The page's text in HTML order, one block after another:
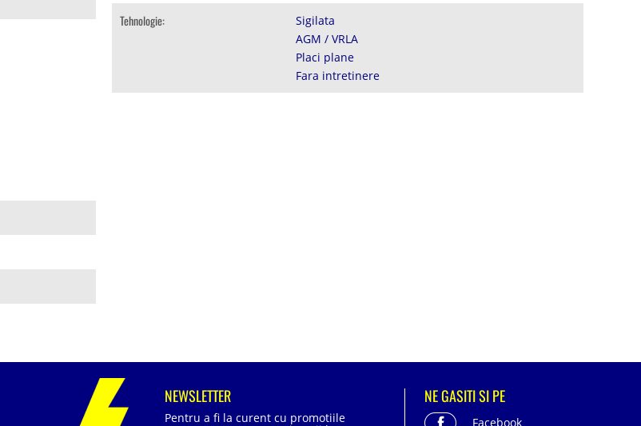
Tehnologie:
Sigilata
AGM / VRLA
Placi plane
Fara intretinere
NEWSLETTER
Pentru a fi la curent cu promotiile
NE GASITI SI PE
Facebook